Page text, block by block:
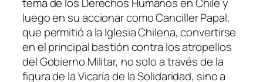
tema de los Derechos Humanos en Chile y
luego en su accionar como Canciller Papal,
que permitió a la Iglesia Chilena, convertirse
en el principal bastión contra los atropellos
del Gobierno Militar, no solo a través de la
figura de la Vicaría de la Solidaridad, sino a